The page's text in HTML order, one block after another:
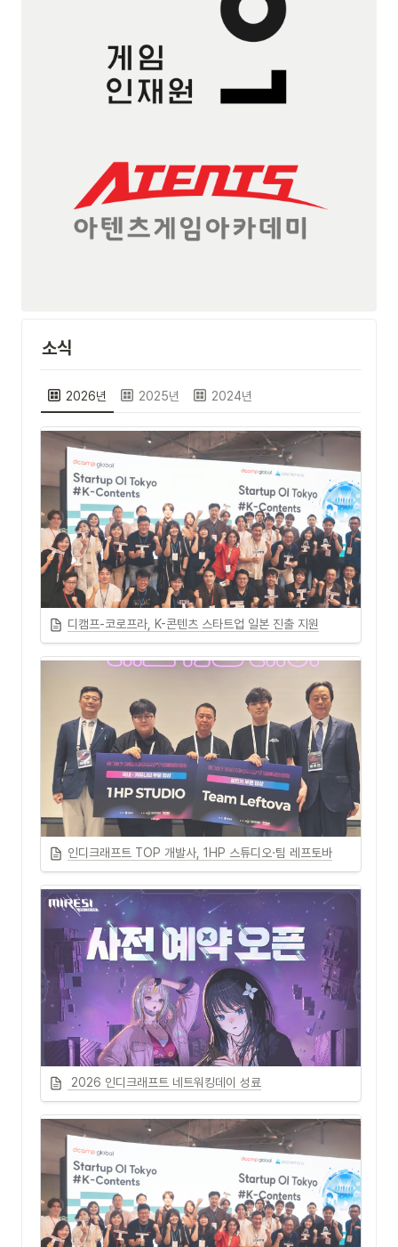
소식
2026년 2025년 2024년
디캠프-코로프라, K-콘텐츠 스타트업 일본 진출 지원
인디크래프트 TOP 개발사, 1HP 스튜디오·팀 레프토바
2026 인디크래프트 네트워킹데이 성료